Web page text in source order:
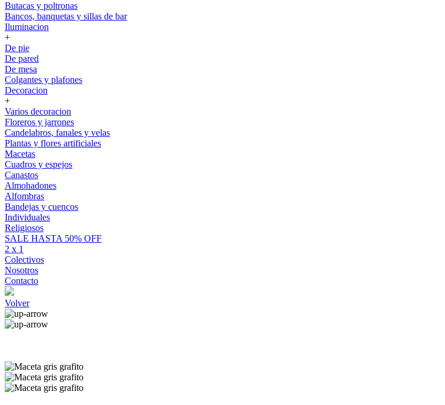
Butacas y poltronas
Bancos, banquetas y sillas de bar
Iluminacion
+
De pie
De pared
De mesa
Colgantes y plafones
Decoracion
+
Varios decoracion
Floreros y jarrones
Candelabros, fanales y velas
Plantas y flores artificiales
Macetas
Cuadros y espejos
Canastos
Almohadones
Alfombras
Bandejas y cuencos
Individuales
Religiosos
SALE HASTA 50% OFF
2 x 1
Colectivos
Nosotros
Contacto
Volver